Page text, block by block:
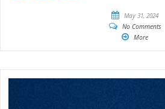
May 31, 2024
No Comments
More